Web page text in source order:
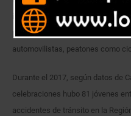
inició la campaña denominada
promover la responsabilidad y el
automovilistas, peatones como
Durante el 2017, según datos de
celebraciones hubo 81 jóvenes
accidentes de tránsito en la